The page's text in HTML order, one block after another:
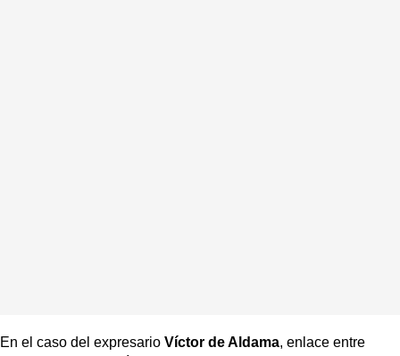
En el caso del expresario Víctor de Aldama, enlace entre